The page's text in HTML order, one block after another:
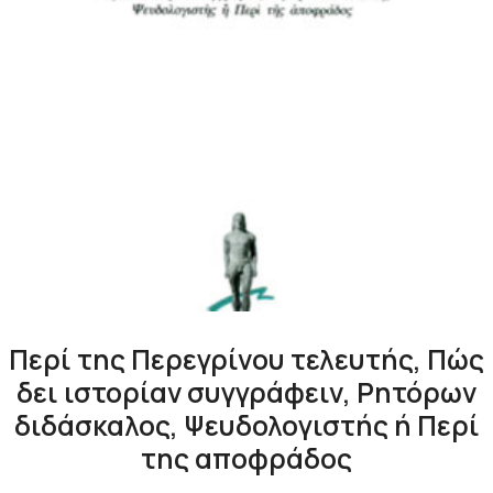
Περί της Περεγρίνου τελευτής, Πώς
δει ιστορίαν συγγράφειν, Ρητόρων
διδάσκαλος, Ψευδολογιστής ή Περί
της αποφράδος